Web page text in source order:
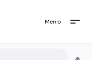
Меню